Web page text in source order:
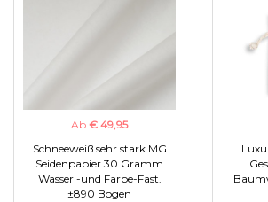
Ab € 49,95
Schneeweiß sehr stark MG
Seidenpapier 30 Gramm
Wasser -und Farbe-Fast.
±890 Bogen